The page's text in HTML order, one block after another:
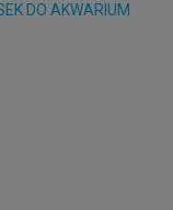
DO AKWARIUM